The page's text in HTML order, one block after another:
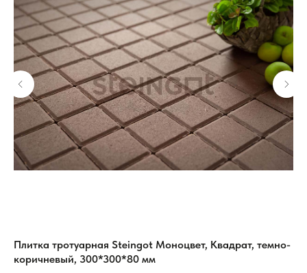
Плитка тротуарная Steingot Моноцвет, Квадрат, темно-
коричневый, 300*300*80 мм